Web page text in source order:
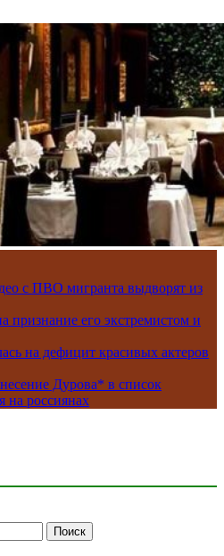
с ПВО мигранта выдворят из
признание его экстремистом и
на дефицит красивых актеров
Дурова* в список
на россиянах